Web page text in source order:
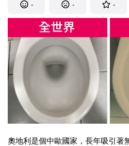
- - -
奧地利是個中歐國家，長年吸引著